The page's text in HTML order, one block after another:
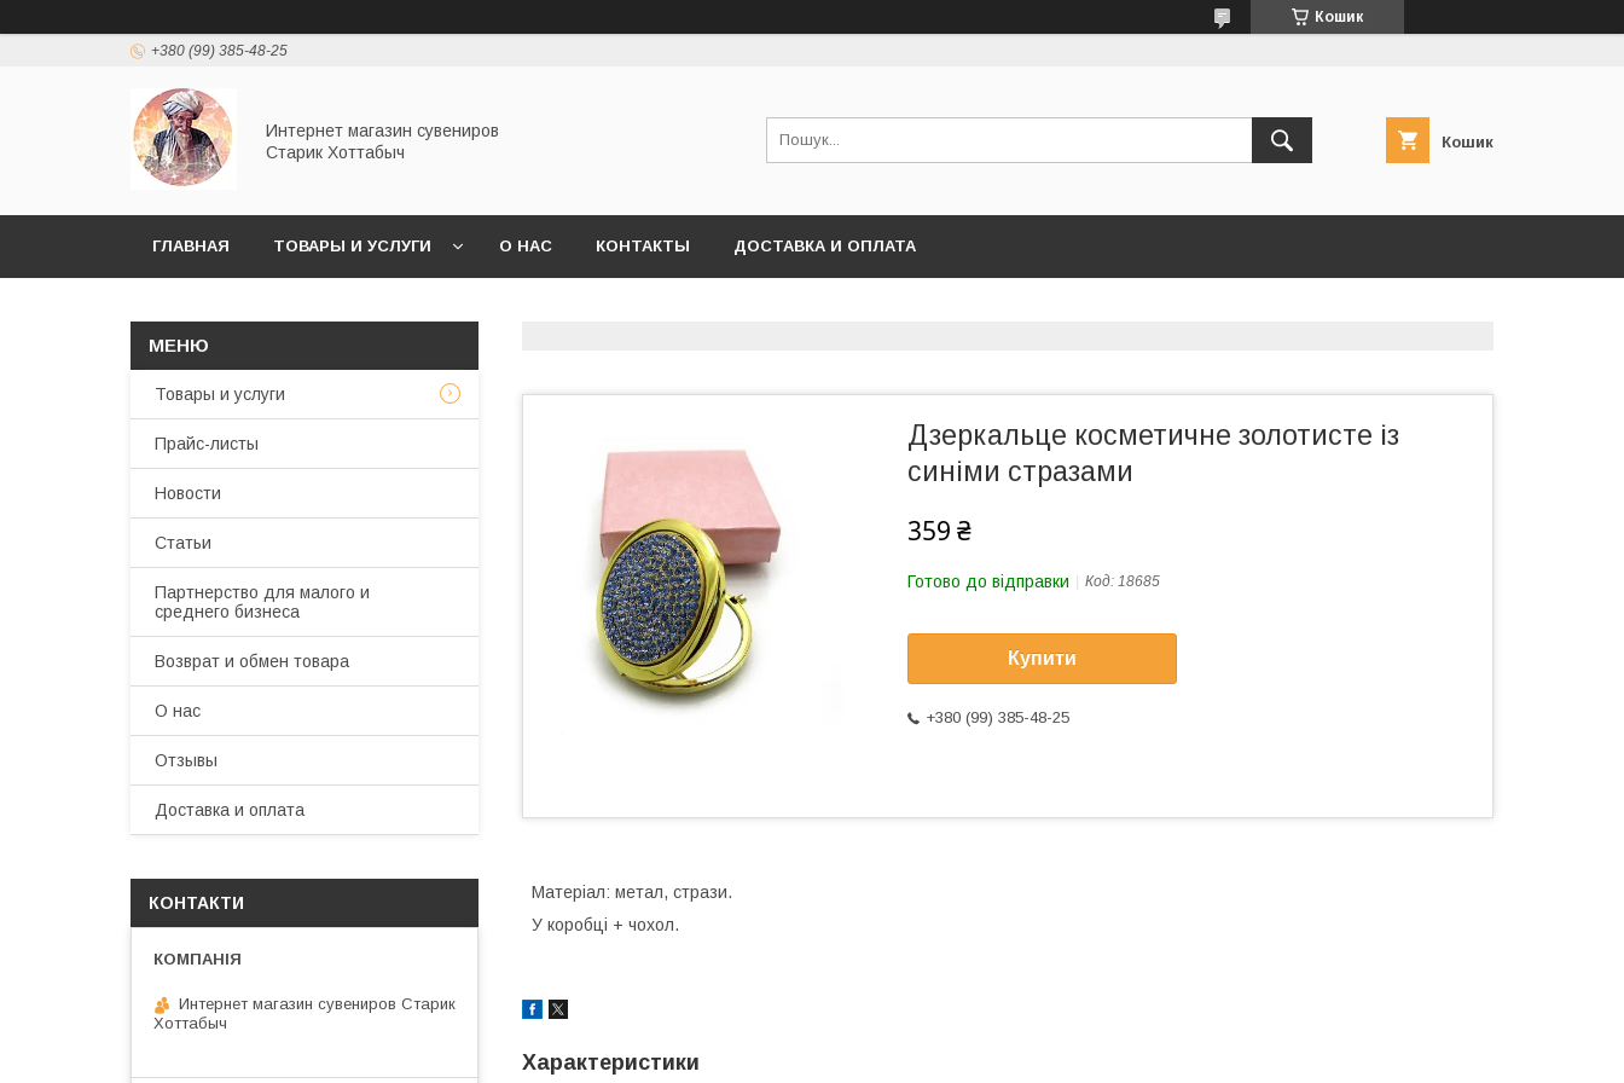
Кошик
+380 (99) 385-48-25
Интернет магазин сувениров
Старик Хоттабыч
Кошик
ГЛАВНАЯ ТОВАРЫ И УСЛУГИ О НАС КОНТАКТЫ ДОСТАВКА И ОПЛАТА
Дзеркальце косметичне золотисте із
синіми стразами
359 ₴
Готово до відправки Код: 18685
Купити
+380 (99) 385-48-25
Матеріал: метал, стрази.
У коробці + чохол.
Характеристики
Товары и услуги
Прайс-листы
Новости
Статьи
Партнерство для малого и
среднего бизнеса
Возврат и обмен товара
О нас
Отзывы
Доставка и оплата
КОНТАКТИ
Интернет магазин сувениров Старик
Хоттабыч